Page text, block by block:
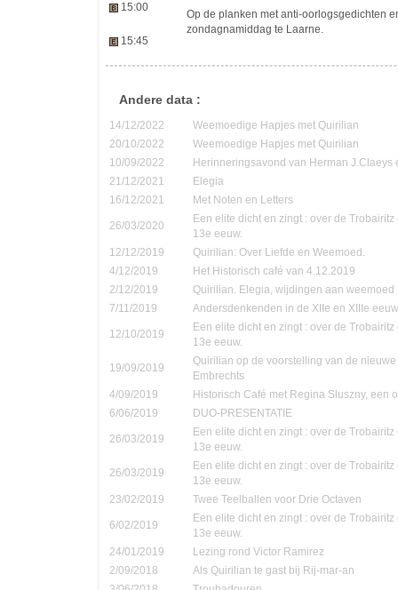
15:00
15:45
Op de planken met anti-oorlogsgedichten
zondagnamiddag te Laarne.
Andere data :
14/12/2022
Weemoedige Hapjes met Quirilian
20/10/2022
Weemoedige Hapjes met Quirilian
10/09/2022
Herinneringsavond van Herman J.Claeys
21/12/2021
Elegia
16/12/2021
Met Noten en Letters
26/03/2020
Een elite dicht en zingt : over de
13e eeuw.
12/12/2019
Quirilian: Over Liefde en Weemoed.
4/12/2019
Het Historisch café van 4.12.2019
2/12/2019
Quirilian. Elegia, wijdingen aan weemoed
7/11/2019
Andersdenkenden in de XIIe en XIIIe
12/10/2019
Een elite dicht en zingt : over de
13e eeuw.
19/09/2019
Quirilian op de voorstelling van de
Embrechts
4/09/2019
Historisch Café met Regina Sluszny, een
6/06/2019
DUO-PRESENTATIE
26/03/2019
Een elite dicht en zingt : over de
13e eeuw.
26/03/2019
Een elite dicht en zingt : over de
13e eeuw.
23/02/2019
Twee Teelballen voor Drie Octaven
6/02/2019
Een elite dicht en zingt : over de
13e eeuw.
24/01/2019
Lezing rond Victor Ramirez
2/09/2018
Als Quirilian te gast bij Rij-mar-an